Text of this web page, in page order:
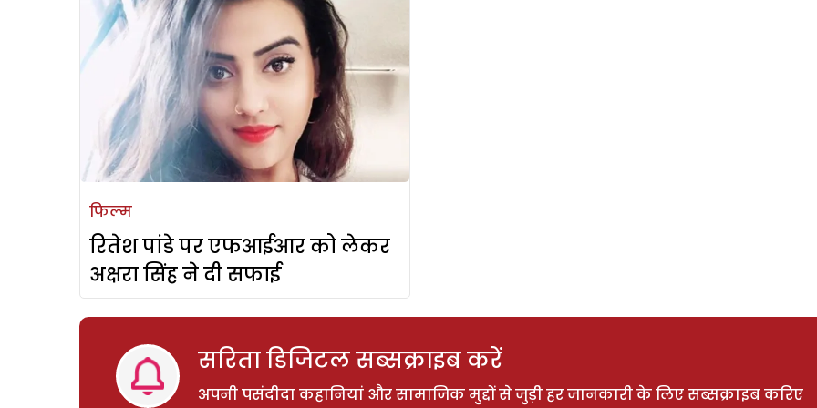
फिल्म
रितेश पांडे पर एफआईआर को लेकर
अक्षरा सिंह ने दी सफाई
सरिता डिजिटल सब्सक्राइब करें
अपनी पसंदीदा कहानियां और सामाजिक मुद्दों से जुड़ी हर जानकारी के लिए सब्सक्राइब करिए